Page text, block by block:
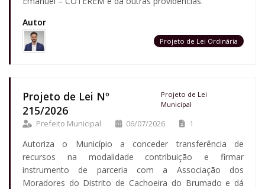
Autor
Projeto de Lei Ordinária
Projeto de Lei Nº
215/2026
Projeto de Lei
Municipal
Prefeito Municipal 06/07/2026 1
Autoriza o Município a conceder transferência de
recursos na modalidade contribuição e firmar
instrumento de parceria com a Associação dos
Moradores do Distrito de Cachoeira do Brumado e dá